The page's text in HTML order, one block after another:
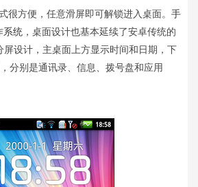
很方便，任意滑屏即可解锁进入桌面。 手
系统 ，桌面设计也基本延续了安卓传统的
屏设计，主桌面上方显示时间和日期，下
分别是通讯录、信息、拨号盘和应用